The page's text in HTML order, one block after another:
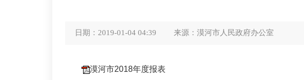
日期： 2019-01-04 04:39 来源： 漠河市人民政府办公室
漠河市2018年度报表